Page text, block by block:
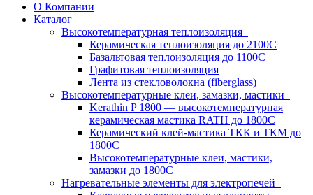
О Компании
Каталог
Высокотемпературная теплоизоляция
Керамическая теплоизоляция до 2100С
Базальтовая теплоизоляция до 1100С
Графитовая теплоизоляция
Лента из стекловолокна (fiberglass)
Высокотемпературные клеи, замазки, мастики
Kerathin P 1800 — высокотемпературная
керамическая мастика RATH до 1800C
Керамический клей-мастика ТКК и ТКМ до
1800С
Высокотемпературные клеи, мастики,
замазки до 1800С
Нагревательные элементы для электропечей